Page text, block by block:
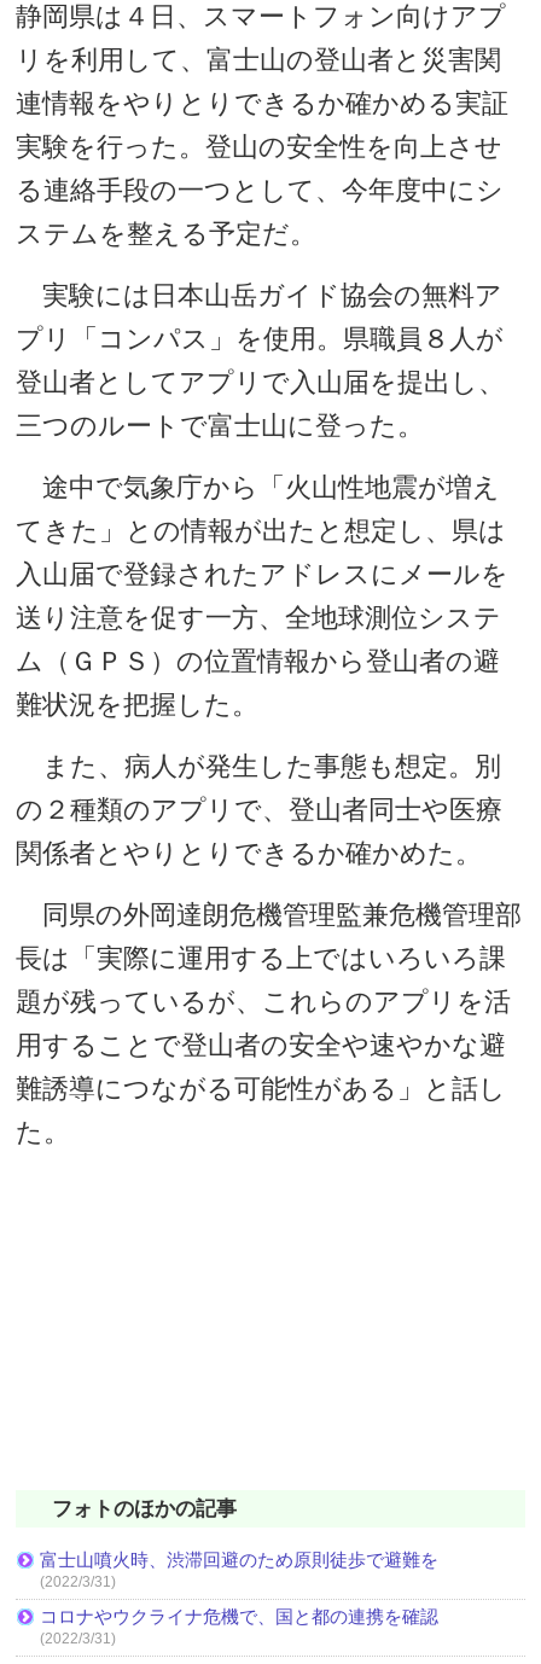
静岡県は４日、スマートフォン向けアプ
リを利用して、富士山の登山者と災害関
連情報をやりとりできるか確かめる実証
実験を行った。登山の安全性を向上させ
る連絡手段の一つとして、今年度中にシ
ステムを整える予定だ。
実験には日本山岳ガイド協会の無料ア
プリ「コンパス」を使用。県職員８人が
登山者としてアプリで入山届を提出し、
三つのルートで富士山に登った。
途中で気象庁から「火山性地震が増え
てきた」との情報が出たと想定し、県は
入山届で登録されたアドレスにメールを
送り注意を促す一方、全地球測位システ
ム（ＧＰＳ）の位置情報から登山者の避
難状況を把握した。
また、病人が発生した事態も想定。別
の２種類のアプリで、登山者同士や医療
関係者とやりとりできるか確かめた。
同県の外岡達朗危機管理監兼危機管理部
長は「実際に運用する上ではいろいろ課
題が残っているが、これらのアプリを活
用することで登山者の安全や速やかな避
難誘導につながる可能性がある」と話し
た。
フォトのほかの記事
富士山噴火時、渋滞回避のため原則徒歩で避難を
(2022/3/31)
コロナやウクライナ危機で、国と都の連携を確認
(2022/3/31)